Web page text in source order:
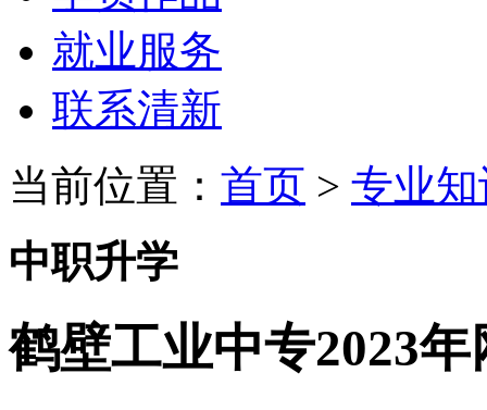
就业服务
联系清新
当前位置： 首页 > 专业
中职升学
鹤壁工业中专2023